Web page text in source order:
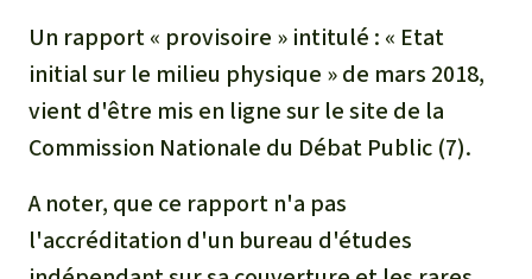
L’aluminium
L'élevage industriel
L'or
L'accaparement des terres
Communiqués
Dans la presse
Indonesia
Un rapport « provisoire » intitulé : « Etat
initial sur le milieu physique »de mars 2018,
vient d'être mis en ligne sur le site de la
Commission Nationale du Débat Public (7).
A noter, que ce rapport n'a pas
l'accréditation d'un bureau d'études